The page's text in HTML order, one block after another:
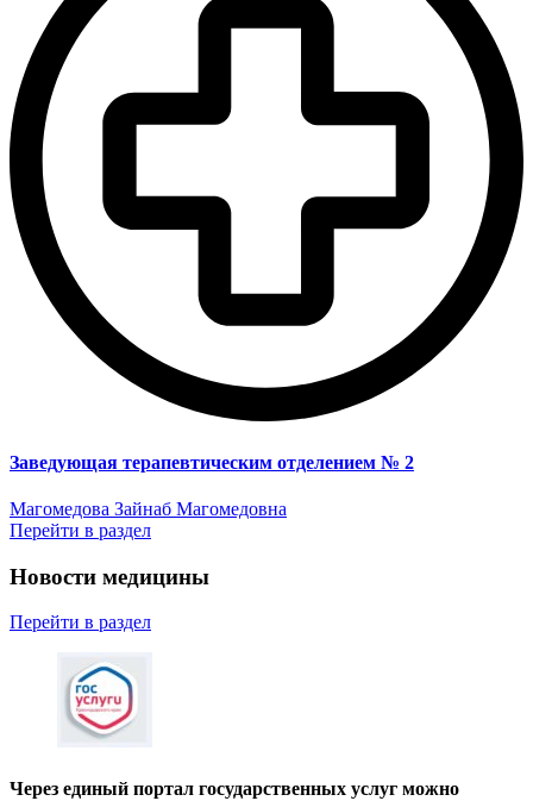
Заведующая терапевтическим отделением № 2
Магомедова Зайнаб Магомедовна
Перейти в раздел
Новости медицины
Перейти в раздел
Через единый портал государственных услуг можно